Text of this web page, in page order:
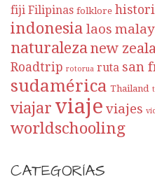
fiji Filipinas folklore
indonesia laos
naturalezanew
Roadtrip rotorua ruta san
sudamérica Thailand
viajar viaje viajes
worldschooling
CATEGORÍAS